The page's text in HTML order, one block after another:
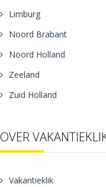
Limburg
Noord Brabant
Noord Holland
Zeeland
Zuid Holland
OVER
Vakantieklik